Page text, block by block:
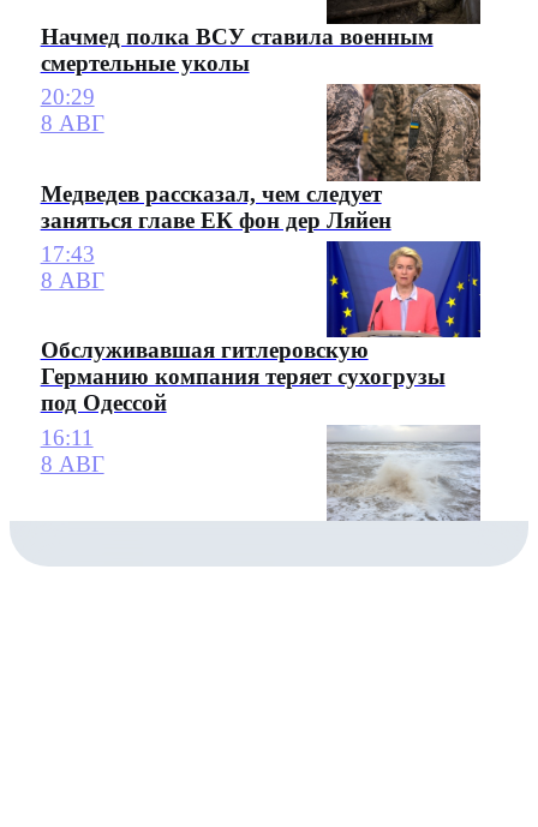
Начмед полка ВСУ ставила военным
смертельные уколы
20:29
8 АВГ
Медведев рассказал, чем следует
заняться главе ЕК фон дер Ляйен
17:43
8 АВГ
Обслуживавшая гитлеровскую
Германию компания теряет сухогрузы
под Одессой
16:11
8 АВГ